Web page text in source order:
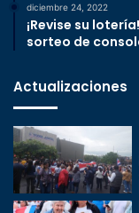
diciembre 24, 2022
¡Revise su
sorteo de
Actualizaciones